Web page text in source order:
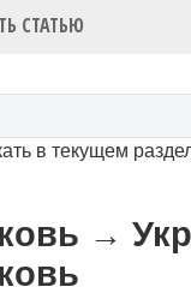
СТАТЬЮ
в текущем
→